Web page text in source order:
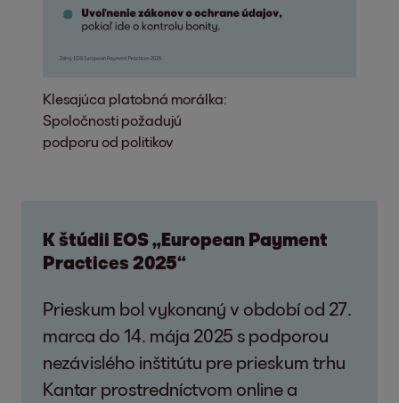
Klesajúca platobná morálka:
Spoločnosti požadujú
podporu od politikov
K štúdii EOS „European Payment
Practices 2025“
Prieskum bol vykonaný v období od 27.
marca do 14. mája 2025 s podporou
nezávislého inštitútu pre prieskum trhu
Kantar prostredníctvom online a